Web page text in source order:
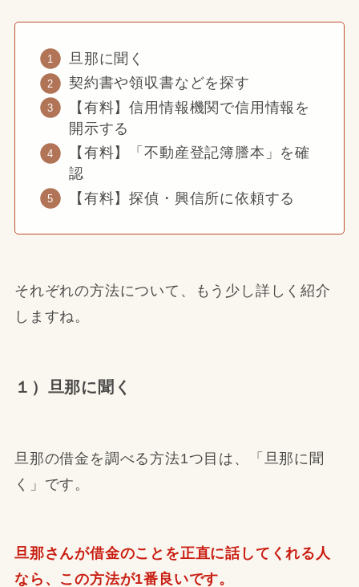
旦那に聞く
契約書や領収書などを探す
【有料】信用情報機関で信用情報を
開示する
【有料】「不動産登記簿謄本」を確
認
【有料】探偵・興信所に依頼する
それぞれの方法について、もう少し詳しく紹介
しますね。
１）旦那に聞く
旦那の借金を調べる方法1つ目は、「旦那に聞
く」です。
旦那さんが借金のことを正直に話してくれる人
なら、この方法が1番良いです。